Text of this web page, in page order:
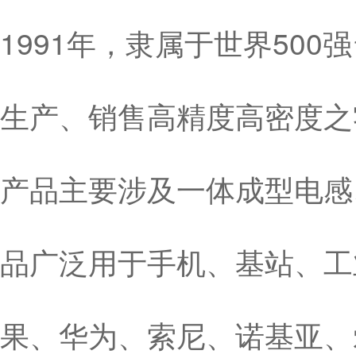
1991年，隶属于世界500
生产、销售高精度高密度
产品主要涉及一体成型电
品广泛用于手机、基站、
果、华为、索尼、诺基亚